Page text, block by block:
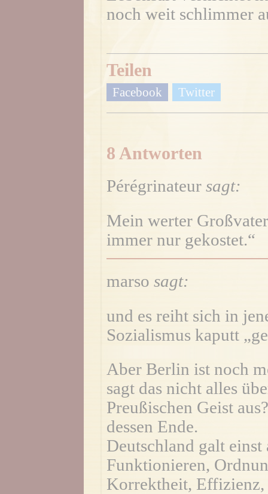
noch weit schlimmer
Teilen
Facebook Twitter
8 Antworten
Pérégrinateur sagt:
Mein werter
immer nur gekostet.“
marso sagt:
und es reiht sich in
Sozialismus kaputt
Aber Berlin ist noch
sagt das nicht alles
Preußischen Geist
dessen Ende.
Deutschland galt
Funktionieren,
Korrektheit, Effizienz,